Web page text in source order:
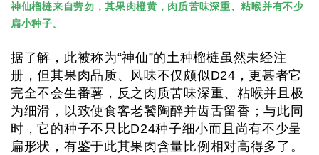
神仙榴梿来自劳勿，其果肉橙黄，肉质苦味深重、粘喉并有不少
扁小种子。
据了解，此被称为“神仙”的土种榴梿虽然未经注
册，但其果肉品质、风味不仅颇似D24，更甚者它
完全不会生番薯，反之肉质苦味深重、粘喉并且极
为细滑，以致使食客老饕陶醉并齿舌留香；与此同
时，它的种子不只比D24种子细小而且尚有不少呈
扁形状，有鉴于此其果肉含量比例相对高得多了。